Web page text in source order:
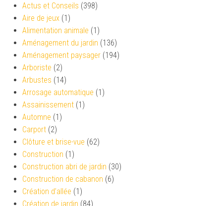
Actus et Conseils (398)
Aire de jeux (1)
Alimentation animale (1)
Aménagement du jardin (136)
Aménagement paysager (194)
Arboriste (2)
Arbustes (14)
Arrosage automatique (1)
Assainissement (1)
Automne (1)
Carport (2)
Clôture et brise-vue (62)
Construction (1)
Construction abri de jardin (30)
Construction de cabanon (6)
Création d’allée (1)
Création de jardin (84)